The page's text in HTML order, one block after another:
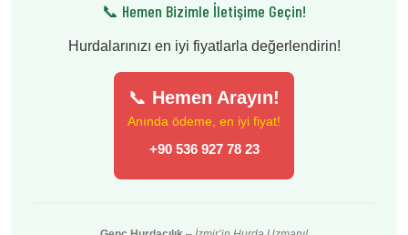
📞 Hemen Bizimle İletişime Geçin!
Hurdalarınızı en iyi fiyatlarla değerlendirin!
📞 Hemen Arayın!
Anında ödeme, en iyi fiyat!
+90 536 927 78 23